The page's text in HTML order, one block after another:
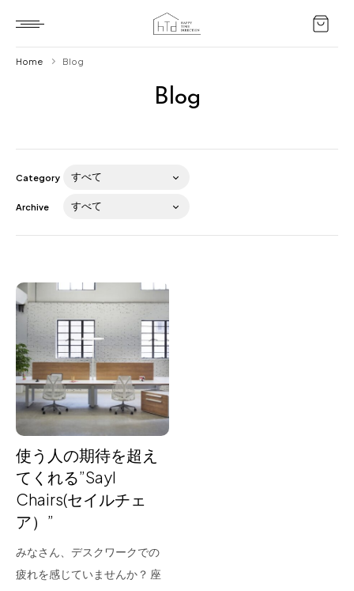
Blog
About us
for Business
Recruit
Contact
Blog
Home Blog
Category
Archive
使う人の期待を超え
てくれる”Sayl
Chairs(セイルチェ
ア）”
みなさん、デスクワークでの
疲れを感じていませんか？ 座